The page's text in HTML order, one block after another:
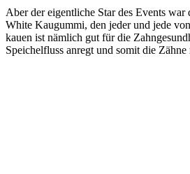
Aber der eigentliche Star des Events war
White Kaugummi, den jeder und jede
kauen ist nämlich gut für die
Speichelfluss anregt und somit die